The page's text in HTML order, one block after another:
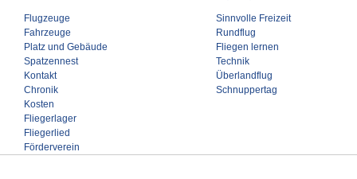
Flugzeuge
Fahrzeuge
Platz und Gebäude
Spatzennest
Kontakt
Chronik
Kosten
Fliegerlager
Fliegerlied
Förderverein
Sinnvolle Freizeit
Rundflug
Fliegen lernen
Technik
Überlandflug
Schnuppertag